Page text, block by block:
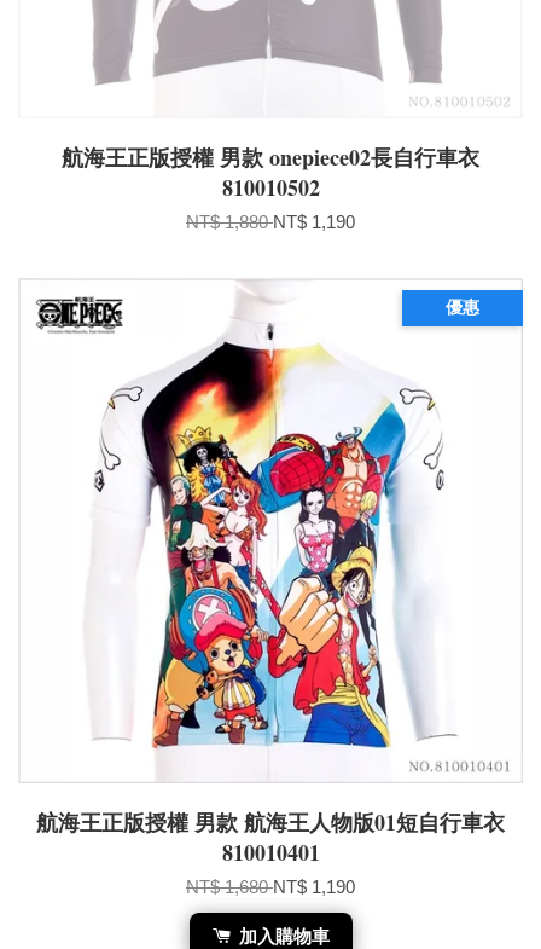
航海王正版授權 男款 onepiece02長自行車衣
810010502
NT$ 1,880NT$ 1,190
優惠
航海王正版授權 男款 航海王人物版01短自行車衣
810010401
NT$ 1,680NT$ 1,190
加入購物車